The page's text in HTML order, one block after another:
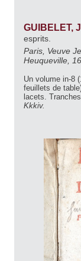
GUIBELET,
esprits.
Paris, Veuve
Heuqueville,
Un volume in-8
feuillets de
lacets.
Kkkiv.